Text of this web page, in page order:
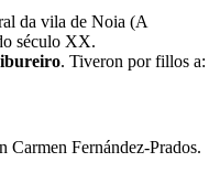
da vila de Noia (A
século XX.
. Tiveron por fillos a:
Carmen Fernández-Prados.